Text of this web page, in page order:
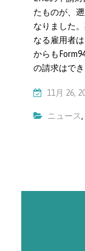
たものが、
なりました
なる雇用者
からも
の請求はで
11月 26,
ニュース,